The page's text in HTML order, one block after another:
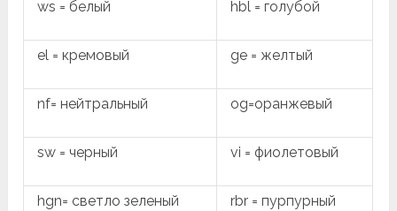
ws = белый hbl = голубой
el = кремовый ge = желтый
nf= нейтральный og=оранжевый
sw = черный vi = фиолетовый
hgn= светло зеленый rbr = пурпурный